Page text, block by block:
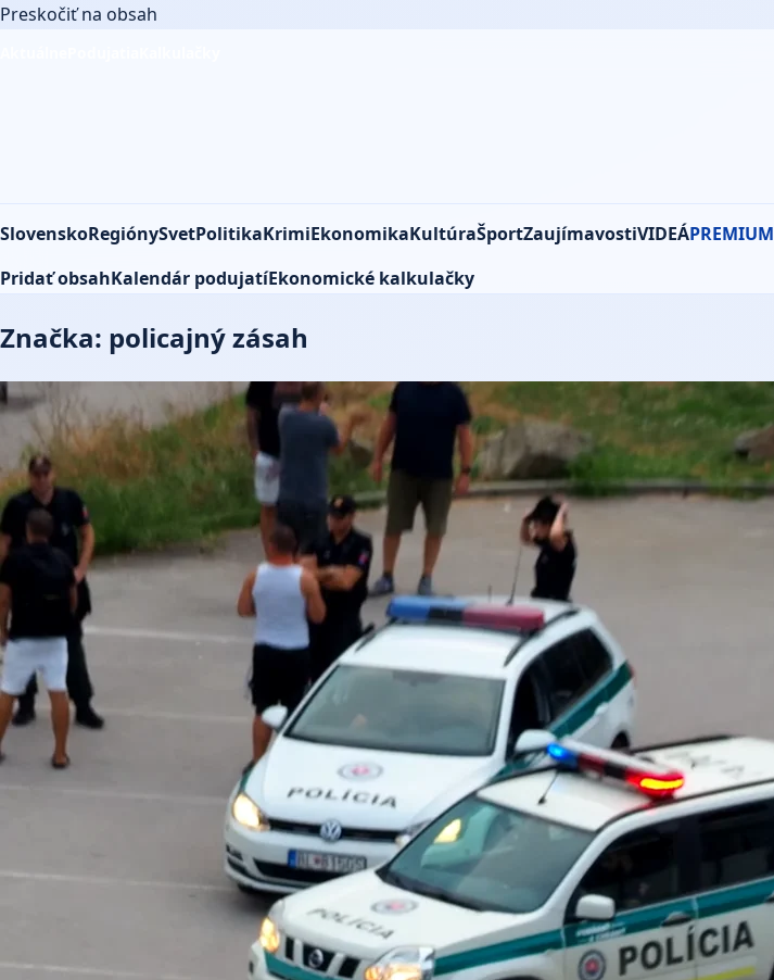
Preskočiť na obsah
SlovenskoRegiónySvetPolitikaKrimiEkonomikaKultúraŠportZaujímavostiVIDEÁPREMIUM
Pridať obsahKalendár podujatíEkonomické kalkulačky
Značka: policajný zásah